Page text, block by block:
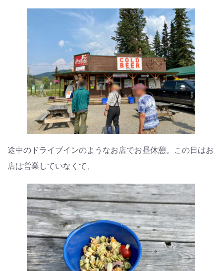
途中のドライブインのようなお店でお昼休憩。この日はお
店は営業していなくて、